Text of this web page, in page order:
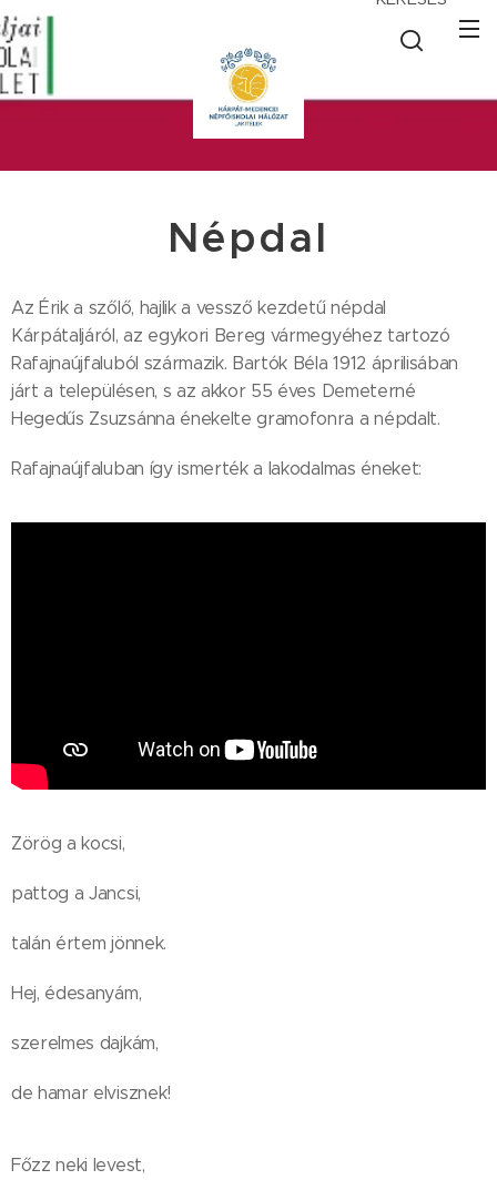
Népdal
Az Érik a szőlő, hajlik a vessző kezdetű népdal
Kárpátaljáról, az egykori Bereg vármegyéhez tartozó
Rafajnaújfaluból származik. Bartók Béla 1912 áprilisában
járt a településen, s az akkor 55 éves Demeterné
Hegedűs Zsuzsánna énekelte gramofonra a népdalt.
Rafajnaújfaluban így ismerték a lakodalmas éneket:
Zörög a kocsi,
pattog a Jancsi,
talán értem jönnek.
Hej, édesanyám,
szerelmes dajkám,
de hamar elvisznek!
Főzz neki levest,